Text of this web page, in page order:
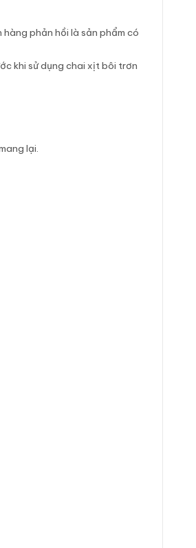
phản hồi là sản phẩm có
khi sử dụng chai xịt bôi trơn
lại.